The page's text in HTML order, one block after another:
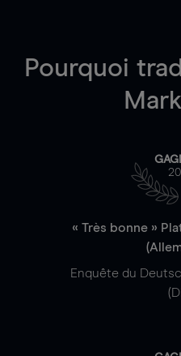
Pourquoi
« Très bonne »
Enquête du